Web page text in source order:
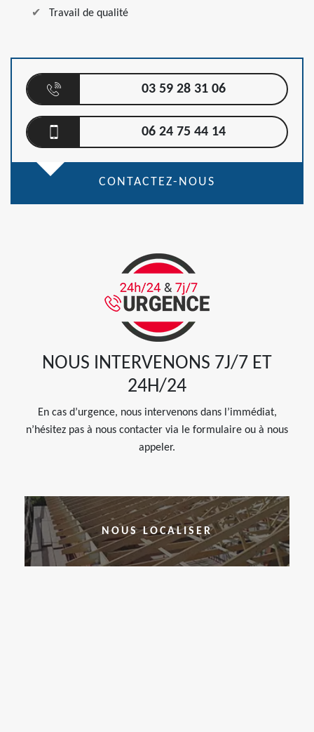
Travail de qualité
03 59 28 31 06
06 24 75 44 14
CONTACTEZ-NOUS
NOUS INTERVENONS 7J/7 ET
24H/24
En cas d’urgence, nous intervenons dans l’immédiat,
n’hésitez pas à nous contacter via le formulaire ou à nous
appeler.
NOUS LOCALISER